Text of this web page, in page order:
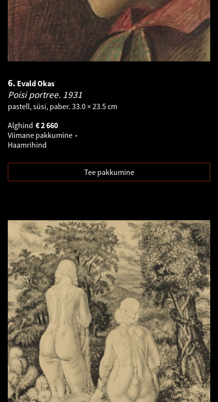
6. Evald Okas
Poisi portree. 1931
pastell, süsi, paber. 33.0 × 23.5 cm
Alghind
2 660
€
Viimane pakkumine -
Haamrihind
Tee pakkumine